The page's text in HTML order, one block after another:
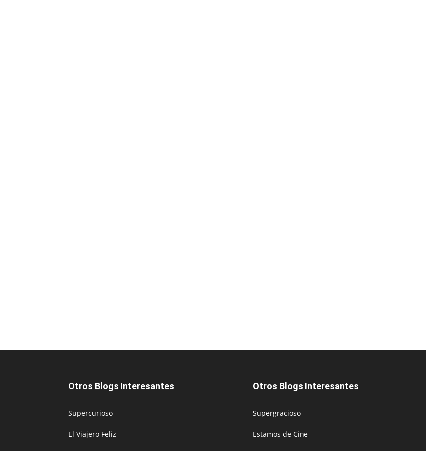
Otros Blogs Interesantes
Supercurioso
El Viajero Feliz
Otros Blogs Interesantes
Supergracioso
Estamos de Cine